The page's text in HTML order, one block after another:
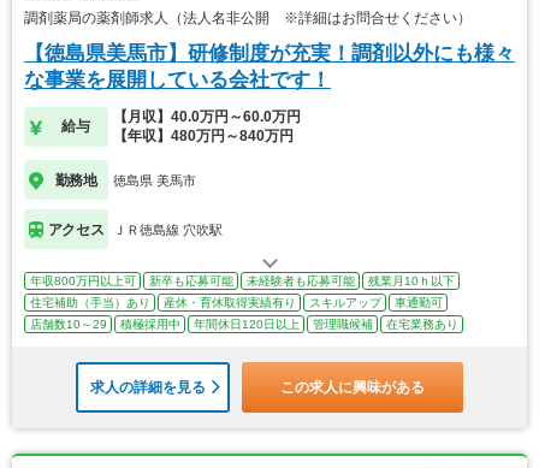
調剤薬局の薬剤師求人（法人名非公開 ※詳細はお問合せください）
【徳島県美馬市】研修制度が充実！調剤以外にも様々
な事業を展開している会社です！
給与
【月収】40.0万円～60.0万円
【年収】480万円～840万円
勤務地 徳島県 美馬市
アクセス ＪＲ徳島線 穴吹駅
年収800万円以上可 新卒も応募可能 未経験者も応募可能
残業月10ｈ以下
住宅補助（手当）あり
産休・育休取得実績有り スキルアップ
車通勤可
店舗数10～29
積極採用中 年間休日120日以上 管理職候補 在宅業務あり
求人の詳細を見る この求人に興味がある